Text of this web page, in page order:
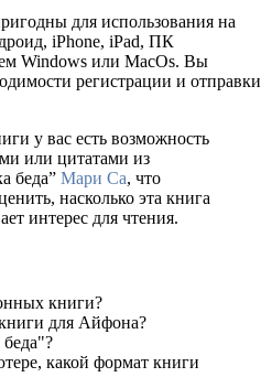
для использования на
iPhone, iPad, ПК
Windows или MacOs. Вы
регистрации и отправки
у вас есть возможность
или цитатами из
беда” Мари Са, что
насколько эта книга
интерес для чтения.
книги?
для Айфона?
какой формат книги